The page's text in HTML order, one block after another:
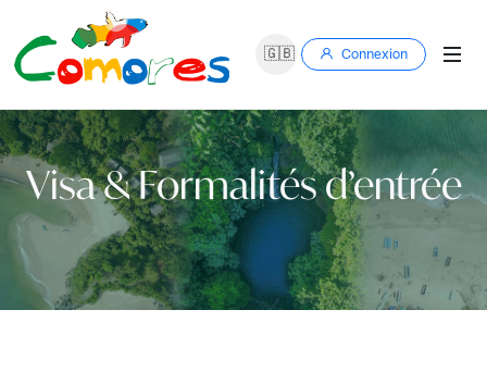
🇬🇧 Connexion
Visa & Formalités d’entrée